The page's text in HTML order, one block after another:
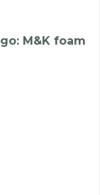
M&K foam